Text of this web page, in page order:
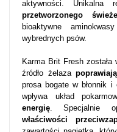
aktywności.
przetworzonego
bioaktywne
wybrednych psów.
Karma Brit Fresh
źródło żelaza
prosa bogate w błonnik
wpływa układ
energię. Specjalnie
właściwości